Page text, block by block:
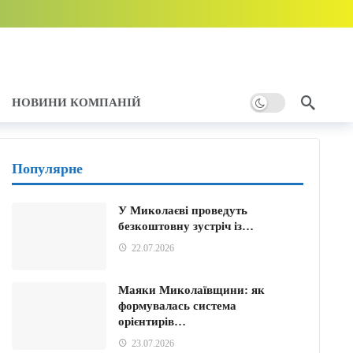
НОВИНИ КОМПАНІЙ
Популярне
У Миколаєві проведуть
безкоштовну зустріч із…
22.07.2026
Маяки Миколаївщини: як
формувалась система
орієнтирів…
23.07.2026